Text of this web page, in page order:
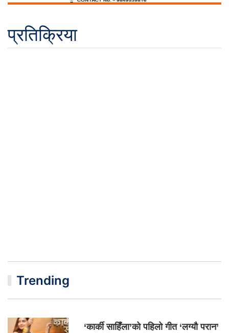
प्रतिक्रिया
Trending
‘कार्की साहिँला’को पहिलो गीत ‘लग्यौ परान’